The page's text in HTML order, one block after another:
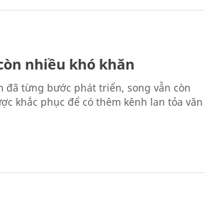
nhiều khó khăn
đã từng bước phát triển, song vẫn còn
khắc phục để có thêm kênh lan tỏa văn